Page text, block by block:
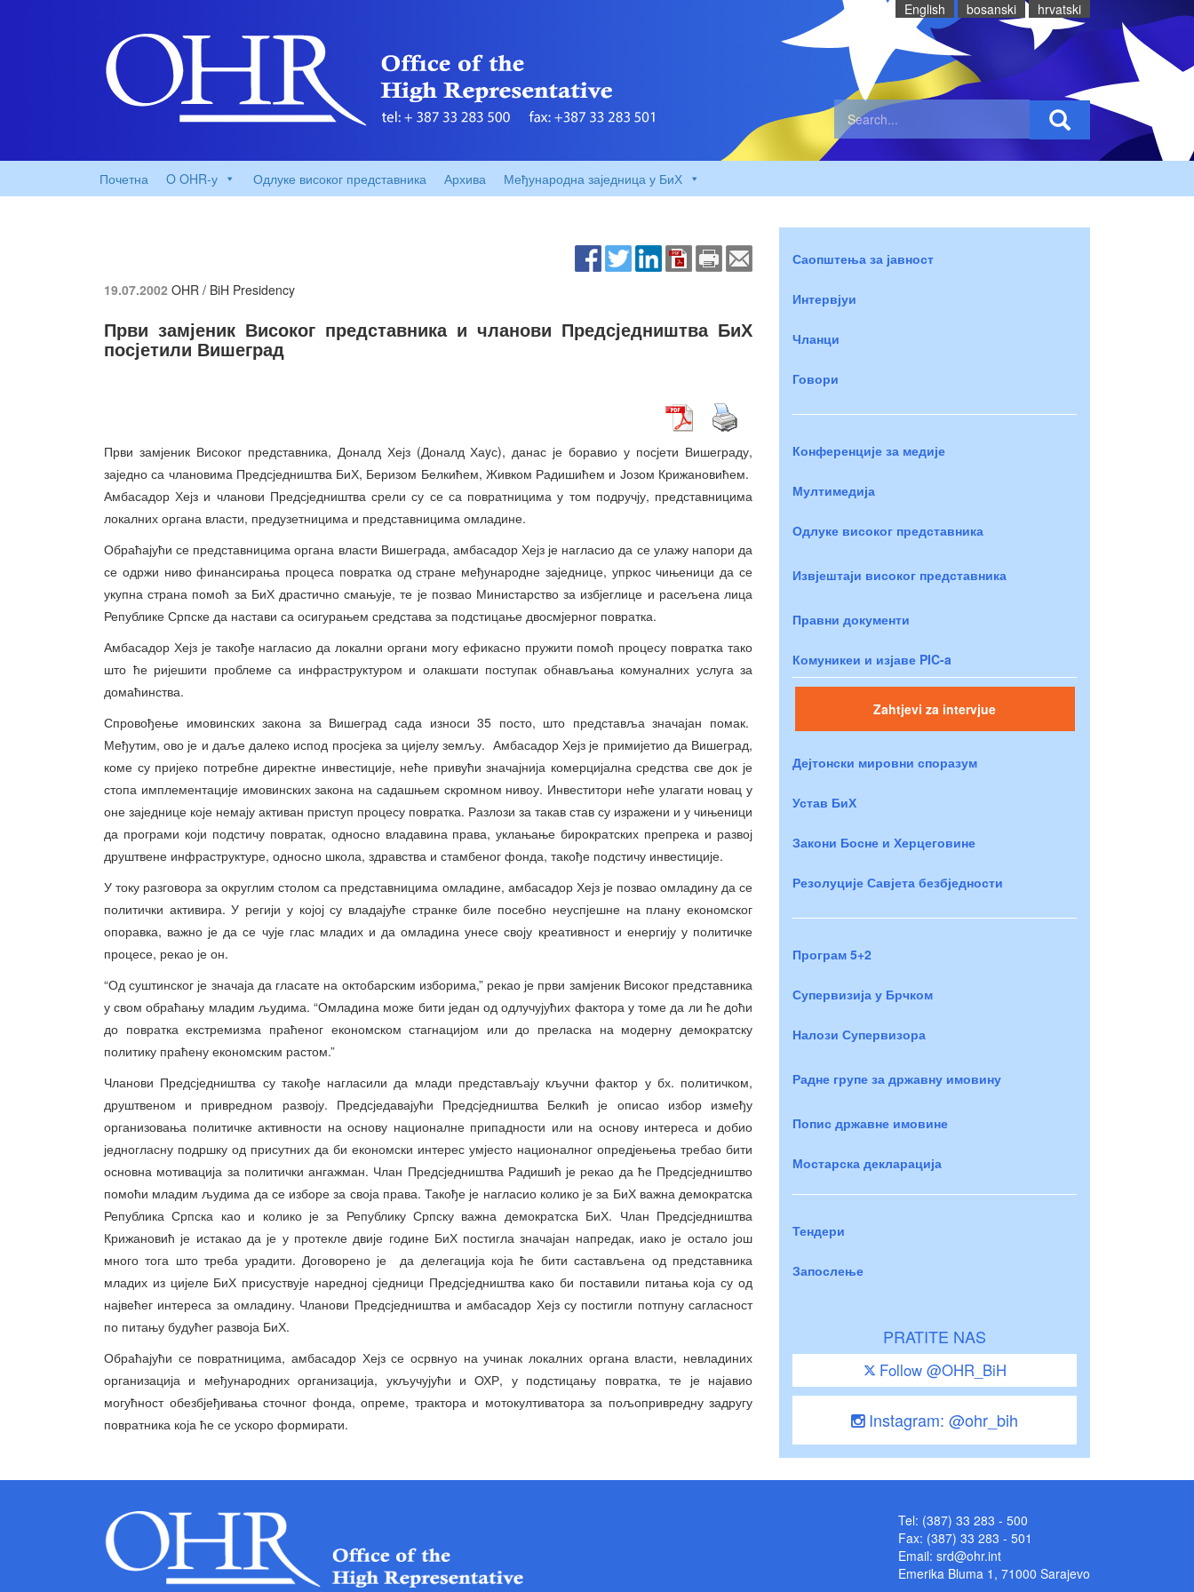
English bosanski hrvatski
Почетна O OHR-у Одлуке високог представника Архива Међународна заједница у БиХ
19.07.2002 OHR / BiH Presidency
Први замјеник Високог представника и чланови Предсједништва БиХ
посјетили Вишеград
Први замјеник Високог представника, Доналд Хејз (Доналд Хаyс), данас је боравио у посјети Вишеграду,
заједно са члановима Предсједништва БиХ, Беризом Белкићем, Живком Радишићем и Јозом Крижановићем.
Амбасадор Хејз и чланови Предсједништва срели су се са повратницима у том подручју, представницима
локалних органа власти, предузетницима и представницима омладине.
Обраћајући се представницима органа власти Вишеграда, амбасадор Хејз је нагласио да се улажу напори да
се одржи ниво финансирања процеса повратка од стране међународне заједнице, упркос чињеници да се
укупна страна помоћ за БиХ драстично смањује, те је позвао Министарство за избјеглице и расељена лица
Републике Српске да настави са осигурањем средстава за подстицање двосмјерног повратка.
Амбасадор Хејз је такође нагласио да локални органи могу ефикасно пружити помоћ процесу повратка тако
што ће ријешити проблеме са инфраструктуром и олакшати поступак обнављања комуналних услуга за
домаћинства.
Спровођење имовинских закона за Вишеград сада износи 35 посто, што представља значајан помак.
Међутим, ово је и даље далеко испод просјека за цијелу земљу. Амбасадор Хејз је примијетио да Вишеград,
коме су пријеко потребне директне инвестиције, неће привући значајнија комерцијална средства све док је
стопа имплементације имовинских закона на садашњем скромном нивоу. Инвеститори неће улагати новац у
оне заједнице које немају активан приступ процесу повратка. Разлози за такав став су изражени и у чињеници
да програми који подстичу повратак, односно владавина права, уклањање бирократских препрека и развој
друштвене инфраструктуре, односно школа, здравства и стамбеног фонда, такође подстичу инвестиције.
У току разговора за округлим столом са представницима омладине, амбасадор Хејз је позвао омладину да се
политички активира. У регији у којој су владајуће странке биле посебно неуспјешне на плану економског
опоравка, важно је да се чује глас младих и да омладина унесе своју креативност и енергију у политичке
процесе, рекао је он.
“Од суштинског је значаја да гласате на октобарским изборима,” рекао је први замјеник Високог представника
у свом обраћању младим људима. “Омладина може бити један од одлучујућих фактора у томе да ли ће доћи
до повратка екстремизма праћеног економском стагнацијом или до преласка на модерну демократску
политику праћену економским растом.”
Чланови Предсједништва су такође нагласили да млади представљају кључни фактор у бх. политичком,
друштвеном и привредном развоју. Предсједавајући Предсједништва Белкић је описао избор између
организовања политичке активности на основу националне припадности или на основу интереса и добио
једногласну подршку од присутних да би економски интерес умјесто националног опредјењења требао бити
основна мотивација за политички ангажман. Члан Предсједништва Радишић је рекао да ће Предсједништво
помоћи младим људима да се изборе за своја права. Такође је нагласио колико је за БиХ важна демократска
Република Српска као и колико је за Републику Српску важна демократска БиХ. Члан Предсједништва
Крижановић је истакао да је у протекле двије године БиХ постигла значајан напредак, иако је остало још
много тога што треба урадити. Договорено је да делегација која ће бити састављена од представника
младих из цијеле БиХ присуствује наредној сједници Предсједништва како би поставили питања која су од
највећег интереса за омладину. Чланови Предсједништва и амбасадор Хејз су постигли потпуну сагласност
по питању будућег развоја БиХ.
Обраћајући се повратницима, амбасадор Хејз се осрвнуо на учинак локалних органа власти, невладиних
организација и међународних организација, укључујући и ОХР, у подстицању повратка, те је најавио
могућност обезбјеђивања сточног фонда, опреме, трактора и мотокултиватора за пољопривредну задругу
повратника која ће се ускоро формирати.
Саопштења за јавност
Интервјуи
Чланци
Говори
Конференције за медије
Мултимедија
Одлуке високог представника
Извјештаји високог представника
Правни документи
Комуникеи и изјаве PIC-a
Zahtjevi za intervjue
Дејтонски мировни споразум
Устав БиХ
Закони Босне и Херцеговине
Резолуције Савјета безбједности
Програм 5+2
Супервизија у Брчком
Налози Супервизора
Радне групе за државну имовину
Попис државне имовине
Мостарска декларација
Тендери
Запослење
PRATITE NAS
Follow @OHR_BiH
Instagram: @ohr_bih
Tel: (387) 33 283 - 500
Fax: (387) 33 283 - 501
Email: srd@ohr.int
Emerika Bluma 1, 71000 Sarajevo